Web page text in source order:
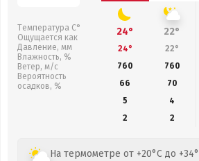
Температура С°
Ощущается как
Давление, мм
Влажность, %
Ветер, м/с
Вероятность
осадков, %
24° 22°
24° 22°
760
760
66
70
5
4
2
2
На термометре от +20°C до